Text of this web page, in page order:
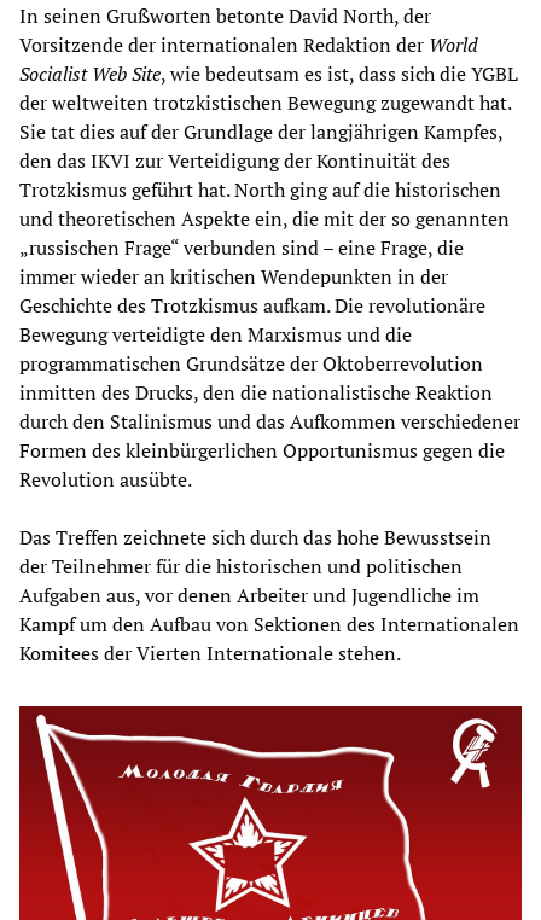
In seinen Grußworten betonte David North, der
Vorsitzende der internationalen Redaktion der World
Socialist Web Site, wie bedeutsam es ist, dass sich die YGBL
der weltweiten trotzkistischen Bewegung zugewandt hat.
Sie tat dies auf der Grundlage der langjährigen Kampfes,
den das IKVI zur Verteidigung der Kontinuität des
Trotzkismus geführt hat. North ging auf die historischen
und theoretischen Aspekte ein, die mit der so genannten
„russischen Frage“ verbunden sind – eine Frage, die
immer wieder an kritischen Wendepunkten in der
Geschichte des Trotzkismus aufkam. Die revolutionäre
Bewegung verteidigte den Marxismus und die
programmatischen Grundsätze der Oktoberrevolution
inmitten des Drucks, den die nationalistische Reaktion
durch den Stalinismus und das Aufkommen verschiedener
Formen des kleinbürgerlichen Opportunismus gegen die
Revolution ausübte.
Das Treffen zeichnete sich durch das hohe Bewusstsein
der Teilnehmer für die historischen und politischen
Aufgaben aus, vor denen Arbeiter und Jugendliche im
Kampf um den Aufbau von Sektionen des Internationalen
Komitees der Vierten Internationale stehen.